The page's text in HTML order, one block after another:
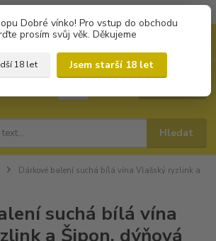
Dobré vínko! Pro vstup do obchodu
prosím svůj věk. Děkujeme
18 let
Jsem starší 18 let
Hledat
Dárkové balení suchá bílá vína Vlašský ryzlink a
suchá bílá vína
a Šipon, dýňová